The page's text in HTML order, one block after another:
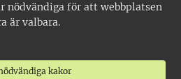
nödvändiga för att webbplatsen
är valbara.
kakor